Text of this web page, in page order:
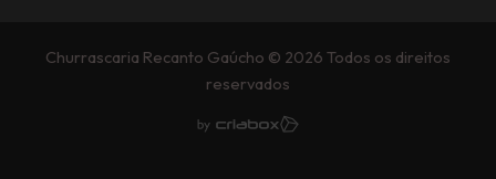
Churrascaria Recanto Gaúcho © 2026 Todos os direitos
reservados